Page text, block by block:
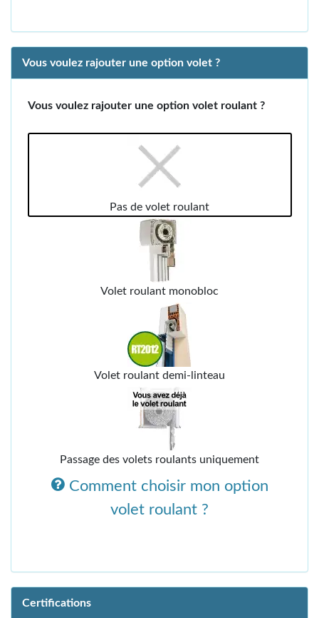
Vous voulez rajouter une option volet ?
Vous voulez rajouter une option volet roulant ?
Pas de volet roulant
Volet roulant monobloc
Volet roulant demi-linteau
Passage des volets roulants uniquement
Comment choisir mon option
volet roulant ?
Certifications